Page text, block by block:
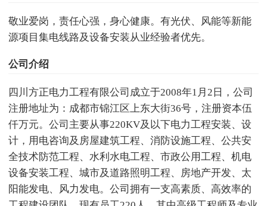
敬业爱岗，责任心强，身心健康。有光伏、风能等新能
源项目集电线路及设备安装从业经验者优先。
公司介绍
四川方正电力工程有限公司成立于2008年1月2日，公司
注册地址为：成都市锦江区上东大街36号，注册资本伍
仟万元。公司主要从事220KV及以下电力工程安装、设
计，用电咨询及房屋建筑工程、消防设施工程、公共安
全技术防范工程、水利水电工程、市政公用工程、机电
设备安装工程、城市及道路照明工程、房地产开发、太
阳能发电、风力发电。公司拥有一支高素质、高效率的